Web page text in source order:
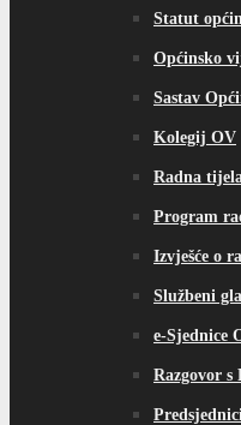
Statut
Općinsko
Sastav
Kolegij OV
Radna
Program
Izvješće o
Službeni
e-Sjednice
Razgovor